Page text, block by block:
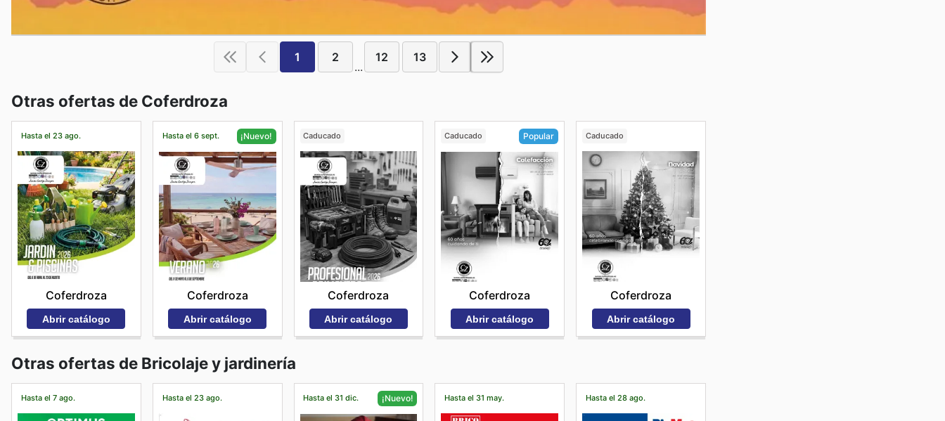
1 2
...
12 13
Otras ofertas de Coferdroza
Hasta el 23 ago.
Coferdroza
Abrir catálogo
Hasta el 6 sept. ¡Nuevo!
Coferdroza
Abrir catálogo
Caducado
Coferdroza
Abrir catálogo
Caducado Popular
Coferdroza
Abrir catálogo
Caducado
Coferdroza
Abrir catálogo
Otras ofertas de Bricolaje y jardinería
Hasta el 7 ago. Hasta el 23 ago. Hasta el 31 dic. ¡Nuevo! Hasta el 31 may. Hasta el 28 ago.